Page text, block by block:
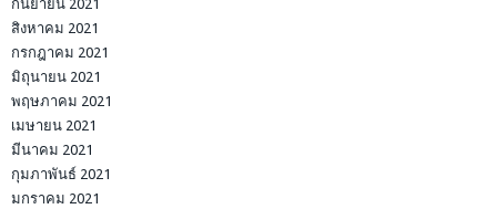
กันยายน 2021
สิงหาคม 2021
กรกฎาคม 2021
มิถุนายน 2021
พฤษภาคม 2021
เมษายน 2021
มีนาคม 2021
กุมภาพันธ์ 2021
มกราคม 2021